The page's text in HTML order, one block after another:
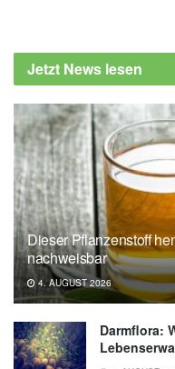
Jetzt News lesen
Dieser Pflanzenstoff
nachweisbar
4. AUGUST 2026
Darmflora: